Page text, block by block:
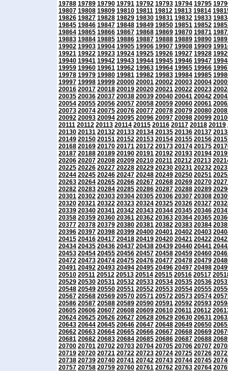
19788 19789 19790 19791 19792 19793 19794 19795
19807 19808 19809 19810 19811 19812 19813 19814
19826 19827 19828 19829 19830 19831 19832 19833
19845 19846 19847 19848 19849 19850 19851 19852
19864 19865 19866 19867 19868 19869 19870 19871
19883 19884 19885 19886 19887 19888 19889 19890
19902 19903 19904 19905 19906 19907 19908 19909
19921 19922 19923 19924 19925 19926 19927 19928
19940 19941 19942 19943 19944 19945 19946 19947
19959 19960 19961 19962 19963 19964 19965 19966
19978 19979 19980 19981 19982 19983 19984 19985
19997 19998 19999 20000 20001 20002 20003 20004
20016 20017 20018 20019 20020 20021 20022 20023
20035 20036 20037 20038 20039 20040 20041 20042
20054 20055 20056 20057 20058 20059 20060 20061
20073 20074 20075 20076 20077 20078 20079 20080
20092 20093 20094 20095 20096 20097 20098 20099
20111 20112 20113 20114 20115 20116 20117 20118 20119
20130 20131 20132 20133 20134 20135 20136 20137
20149 20150 20151 20152 20153 20154 20155 20156
20168 20169 20170 20171 20172 20173 20174 20175
20187 20188 20189 20190 20191 20192 20193 20194
20206 20207 20208 20209 20210 20211 20212 20213
20225 20226 20227 20228 20229 20230 20231 20232
20244 20245 20246 20247 20248 20249 20250 20251
20263 20264 20265 20266 20267 20268 20269 20270
20282 20283 20284 20285 20286 20287 20288 20289
20301 20302 20303 20304 20305 20306 20307 20308
20320 20321 20322 20323 20324 20325 20326 20327
20339 20340 20341 20342 20343 20344 20345 20346
20358 20359 20360 20361 20362 20363 20364 20365
20377 20378 20379 20380 20381 20382 20383 20384
20396 20397 20398 20399 20400 20401 20402 20403
20415 20416 20417 20418 20419 20420 20421 20422
20434 20435 20436 20437 20438 20439 20440 20441
20453 20454 20455 20456 20457 20458 20459 20460
20472 20473 20474 20475 20476 20477 20478 20479
20491 20492 20493 20494 20495 20496 20497 20498
20510 20511 20512 20513 20514 20515 20516 20517
20529 20530 20531 20532 20533 20534 20535 20536
20548 20549 20550 20551 20552 20553 20554 20555
20567 20568 20569 20570 20571 20572 20573 20574
20586 20587 20588 20589 20590 20591 20592 20593
20605 20606 20607 20608 20609 20610 20611 20612
20624 20625 20626 20627 20628 20629 20630 20631
20643 20644 20645 20646 20647 20648 20649 20650
20662 20663 20664 20665 20666 20667 20668 20669
20681 20682 20683 20684 20685 20686 20687 20688
20700 20701 20702 20703 20704 20705 20706 20707
20719 20720 20721 20722 20723 20724 20725 20726
20738 20739 20740 20741 20742 20743 20744 20745
20757 20758 20759 20760 20761 20762 20763 20764